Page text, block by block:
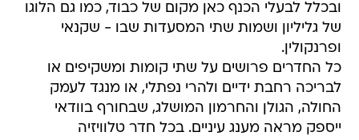
ובכלל לבעלי הכנף כאן מקום של כבוד, כמו גם הלוגו
של גליליון ושמות שתי המסעדות שבו - שקנאי
ופרנקולין.
כל החדרים פרושים על שתי קומות ומשקיפים או
לבריכה רחבת ידיים ולהרי נפתלי, או מנגד לעמק
החולה, הגולן והחרמון המושלג, שבחורף בוודאי
ייספק מראה מענג עיניים. בכל חדר טלוויזיה